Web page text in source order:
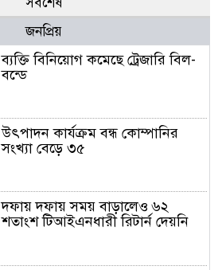
জনপ্রিয়
ব্যক্তি বিনিয়োগ কমেছে ট্রেজারি বিল-
বন্ডে
উৎপাদন কার্যক্রম বন্ধ কোম্পানির
সংখ্যা বেড়ে ৩৫
দফায় দফায় সময় বাড়ালেও ৬২
শতাংশ টিআইএনধারী রিটার্ন দেয়নি